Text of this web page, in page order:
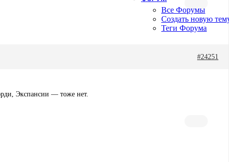
Все Форумы
Создать новую
Теги Форума
#24251
Экспансии — тоже нет.